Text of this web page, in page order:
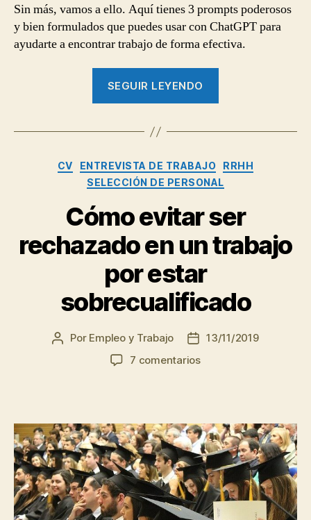
Sin más, vamos a ello. Aquí tienes 3 prompts poderosos
y bien formulados que puedes usar con ChatGPT para
ayudarte a encontrar trabajo de forma efectiva.
SEGUIR LEYENDO
para
que
te
a
conseguir
que
Categorías
CV ENTREVISTA DE TRABAJO
RRHH
SELECCIÓN DE PERSONAL
Cómo evitar ser
rechazado en un trabajo
por estar
sobrecualificado
Autor
Por Empleo y Trabajo
Fecha13/11/2019
7 comentariosen
rechazado
en
un
trabajo
por
estar
sobrecualificado